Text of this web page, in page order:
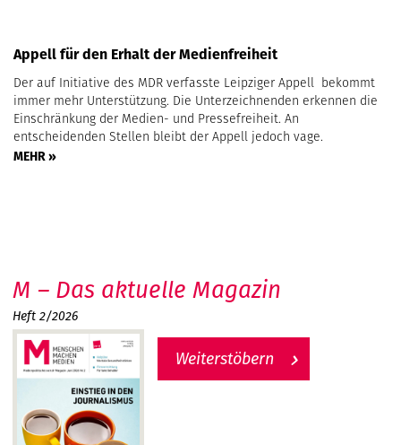
Appell für den Erhalt der Medienfreiheit
Der auf Initiative des MDR verfasste Leipziger Appell bekommt
immer mehr Unterstützung. Die Unterzeichnenden erkennen die
Einschränkung der Medien- und Pressefreiheit. An
entscheidenden Stellen bleibt der Appell jedoch vage.
MEHR »
M – Das aktuelle Magazin
Heft 2/2026
Weiterstöbern